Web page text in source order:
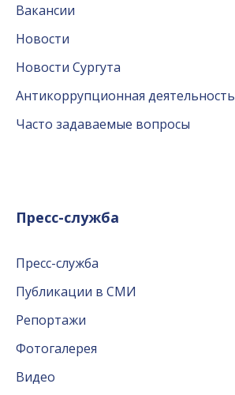
Вакансии
Новости
Новости Сургута
Антикоррупционная деятельность
Часто задаваемые вопросы
Пресс-служба
Пресс-служба
Публикации в СМИ
Репортажи
Фотогалерея
Видео